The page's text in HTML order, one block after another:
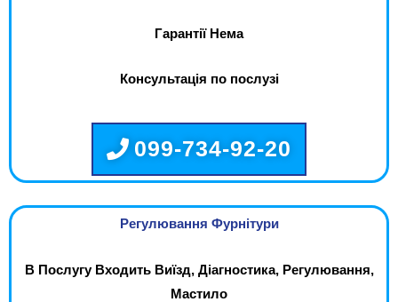
Гарантії Нема
Консультація по послузі
099-734-92-20
Регулювання Фурнітури
В Послугу Входить Виїзд, Діагностика, Регулювання,
Мастило